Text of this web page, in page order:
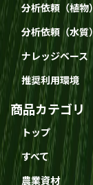
分析依頼（植物
分析依頼（水質
ナレッジベース
推奨利用環境
商品カテゴリ
トップ
すべて
農業資材